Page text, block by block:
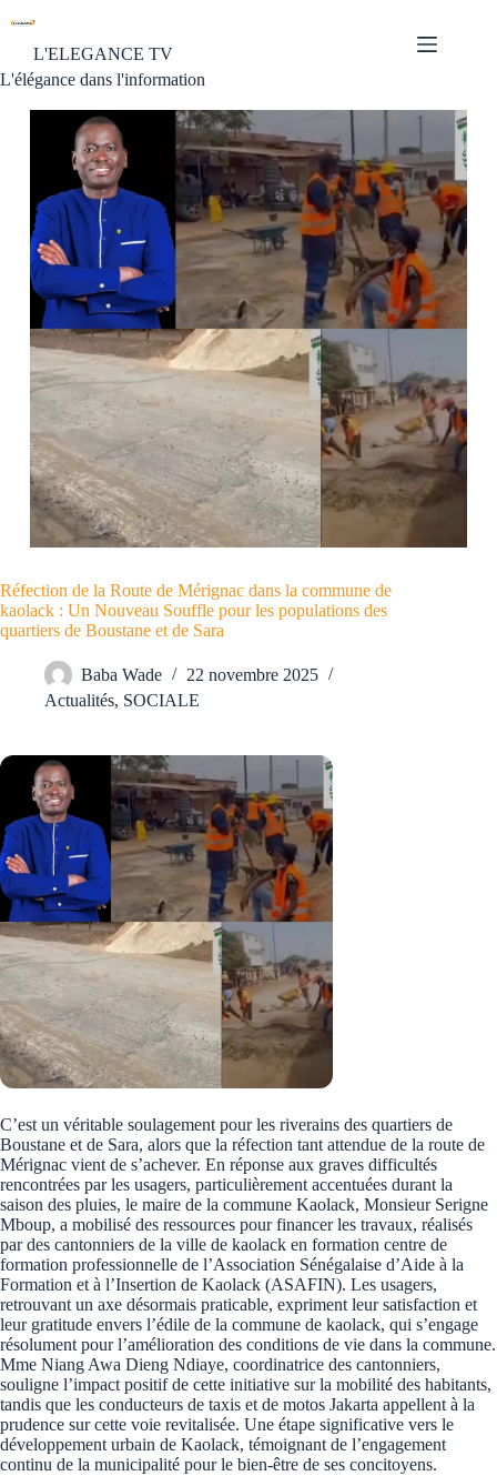
L'ELEGANCE TV
L'élégance dans l'information
Réfection de la Route de Mérignac dans la commune de
kaolack : Un Nouveau Souffle pour les populations des
quartiers de Boustane et de Sara
Baba Wade
22 novembre 2025
Actualités, SOCIALE
C’est un véritable soulagement pour les riverains des quartiers de
Boustane et de Sara, alors que la réfection tant attendue de la route de
Mérignac vient de s’achever. En réponse aux graves difficultés
rencontrées par les usagers, particulièrement accentuées durant la
saison des pluies, le maire de la commune Kaolack, Monsieur Serigne
Mboup, a mobilisé des ressources pour financer les travaux, réalisés
par des cantonniers de la ville de kaolack en formation centre de
formation professionnelle de l’Association Sénégalaise d’Aide à la
Formation et à l’Insertion de Kaolack (ASAFIN). Les usagers,
retrouvant un axe désormais praticable, expriment leur satisfaction et
leur gratitude envers l’édile de la commune de kaolack, qui s’engage
résolument pour l’amélioration des conditions de vie dans la commune.
Mme Niang Awa Dieng Ndiaye, coordinatrice des cantonniers,
souligne l’impact positif de cette initiative sur la mobilité des habitants,
tandis que les conducteurs de taxis et de motos Jakarta appellent à la
prudence sur cette voie revitalisée. Une étape significative vers le
développement urbain de Kaolack, témoignant de l’engagement
continu de la municipalité pour le bien-être de ses concitoyens.